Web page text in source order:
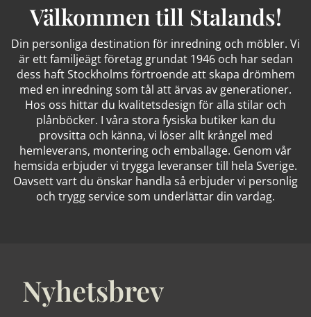
Välkommen till Stalands!
Din personliga destination för inredning och möbler. Vi
är ett familjeägt företag grundat 1946 och har sedan
dess haft Stockholms förtroende att skapa drömhem
med en inredning som tål att ärvas av generationer.
Hos oss hittar du kvalitetsdesign för alla stilar och
plånböcker. I våra stora fysiska butiker kan du
provsitta och känna, vi löser allt krångel med
hemleverans, montering och emballage. Genom vår
hemsida erbjuder vi trygga leveranser till hela Sverige.
Oavsett vart du önskar handla så erbjuder vi personlig
och trygg service som underlättar din vardag.
Nyhetsbrev